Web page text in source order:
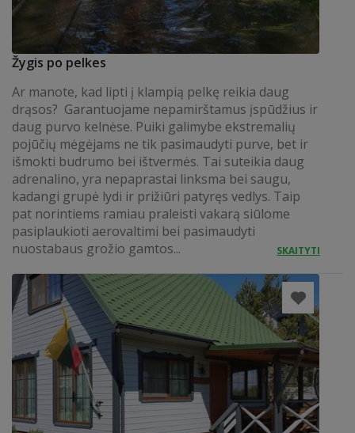
Žygis po pelkes
Ar manote, kad lipti į klampią pelkę reikia daug
drąsos? Garantuojame nepamirštamus įspūdžius ir
daug purvo kelnėse. Puiki galimybe ekstremalių
pojūčių mėgėjams ne tik pasimaudyti purve, bet ir
išmokti budrumo bei ištvermės. Tai suteikia daug
adrenalino, yra nepaprastai linksma bei saugu,
kadangi grupė lydi ir prižiūri patyręs vedlys. Taip
pat norintiems ramiau praleisti vakarą siūlome
pasiplaukioti aerovaltimi bei pasimaudyti
nuostabaus grožio gamtos...
SKAITYTI